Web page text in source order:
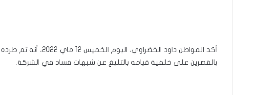
أكد المواطن داود
بالقصرين على خلفية قيامه بالتليغ عن شبهات فساد في الشركة.